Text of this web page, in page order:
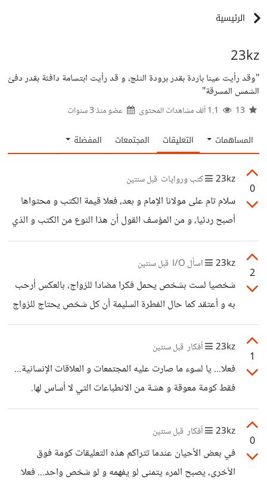
الرئيسية
23kz
"وقد رأيت عينا باردة بقدر برودة الثلج، و قد رأيت ابتسامة دافئة بقدر دفئ
الشمس المسرقة"
عضو منذ3 سنوات
المساهمات التعليقات المجتمعات المفضلة
0
23kz كتب وروايات قبل سنتين
سلام تام على مولانا الإمام و بعد، فعلا قيمة الكتب و محتواها
أصبح ردئيا، و من المؤسف القول أن هذا النوع من الكتب و الذي
أصبح أكثر شعبية بين فئة القراء الحاليين الذي يدعون أنهم
"مثقفون" بمجرد قرائتهم لبضعة أسطر من هذه الكتب المدعاة
للأسف، و الأمر المحزن أكثر أن الطلب الكبير على هذه الكتب
يؤدي لتراجع الطلب على الكتب القيمة و المفيدة، القراءة و
2
23kz اسأل I/O قبل سنتين
شخصيا لست بشخص يحمل فكرا مضادا للزواج، بالعكس أرحب
به و أعتقد كما حال الفطرة السليمة أن كل شخص يحتاج للزواج
من أجل الاستقرار نفسياً، عاطفيا و جسديا... لذا ما من سبب
يدفعني لعدم الزواج غير أن وقتي لم يحن بعد، و لم أرزق نصيبي
بعد، فلعله قريباً إن شاء الله
1
23kz أفكار قبل سنتين
فعلا... يا لسوء ما صارت عليه المجتمعات و العلاقات الإنسانية...
فقط كومة معوقة و هشة من الانطباعات التي لا أساس لها.
0
23kz أفكار قبل سنتين
في بعض الأحيان عندما تتراكم هذه التعليقات كومة فوق
الأخرى، يصبح المرء يتمنى لو يفهمه و لو شخص واحد... فعلا